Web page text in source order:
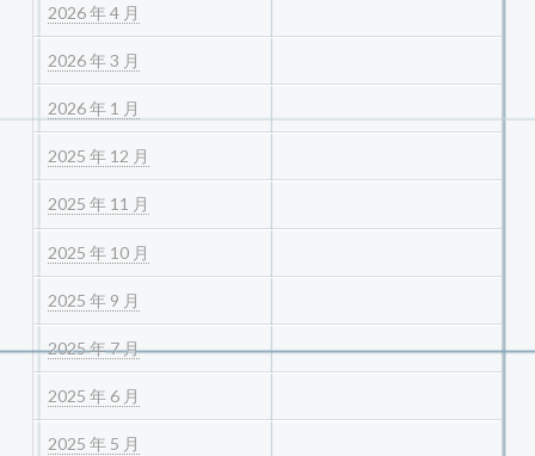
2026 年 4 月
2026 年 3 月
2026 年 1 月
2025 年 12 月
2025 年 11 月
2025 年 10 月
2025 年 9 月
2025 年 7 月
2025 年 6 月
2025 年 5 月